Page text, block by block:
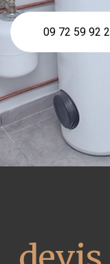
09 72 59 92